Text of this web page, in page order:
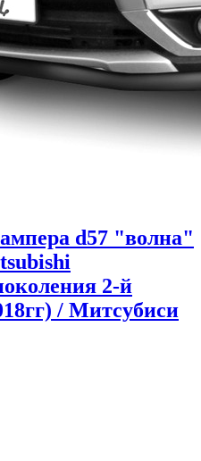
d57 "волна"
2-й
/ Митсубиси